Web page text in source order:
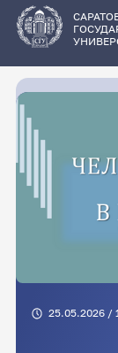
основному
содержанию
25.05.2026 /